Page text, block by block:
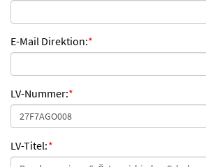
E-Mail Direktion:*
LV-Nummer:*
LV-Titel:*